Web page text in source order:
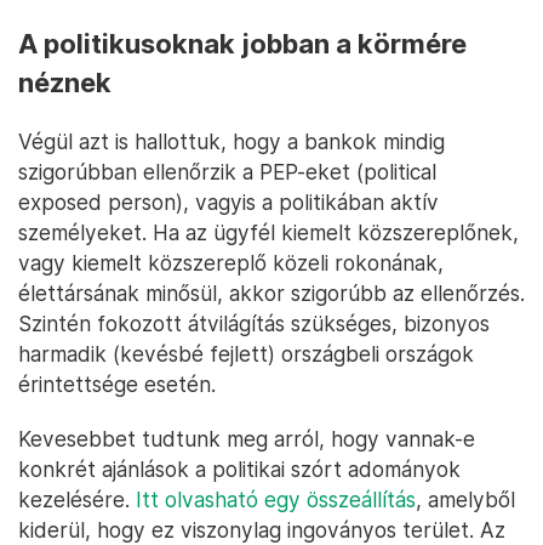
A politikusoknak jobban a körmére
néznek
Végül azt is hallottuk, hogy a bankok mindig
szigorúbban ellenőrzik a PEP-eket (political
exposed person), vagyis a politikában aktív
személyeket. Ha az ügyfél kiemelt közszereplőnek,
vagy kiemelt közszereplő közeli rokonának,
élettársának minősül, akkor szigorúbb az ellenőrzés.
Szintén fokozott átvilágítás szükséges, bizonyos
harmadik (kevésbé fejlett) országbeli országok
érintettsége esetén.
Kevesebbet tudtunk meg arról, hogy vannak-e
konkrét ajánlások a politikai szórt adományok
kezelésére. Itt olvasható egy összeállítás, amelyből
kiderül, hogy ez viszonylag ingoványos terület. Az